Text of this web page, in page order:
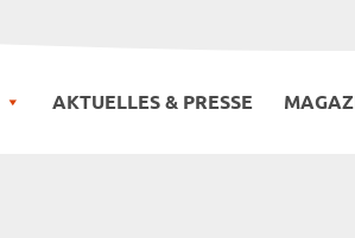
AKTUELLES & PRESSE